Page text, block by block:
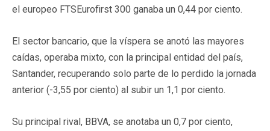
el europeo FTSEurofirst 300 ganaba un 0,44 por ciento.
El sector bancario, que la víspera se anotó las mayores
caídas, operaba mixto, con la principal entidad del país,
Santander, recuperando solo parte de lo perdido la jornada
anterior (-3,55 por ciento) al subir un 1,1 por ciento.
Su principal rival, BBVA, se anotaba un 0,7 por ciento,